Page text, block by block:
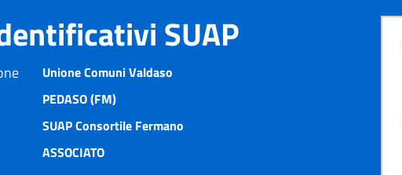
SUAP
Unione Comuni Valdaso
PEDASO (FM)
SUAP Consortile Fermano
ASSOCIATO